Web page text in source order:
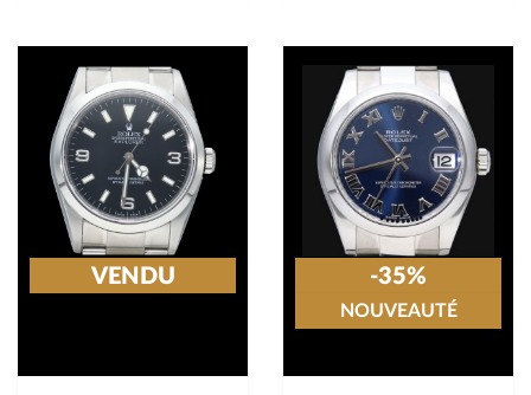
VENDU -35%
NOUVEAUTÉ